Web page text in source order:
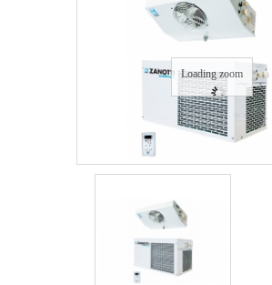
Loading zoom